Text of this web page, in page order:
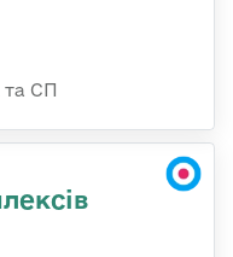
та СП